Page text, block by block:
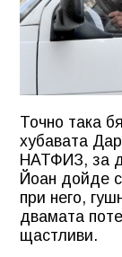
Точно така
хубавата
НАТФИЗ, за
Йоан дойде
при него,
двамата
щастливи.